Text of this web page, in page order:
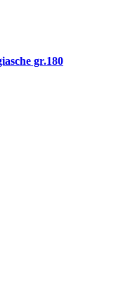
gr.180